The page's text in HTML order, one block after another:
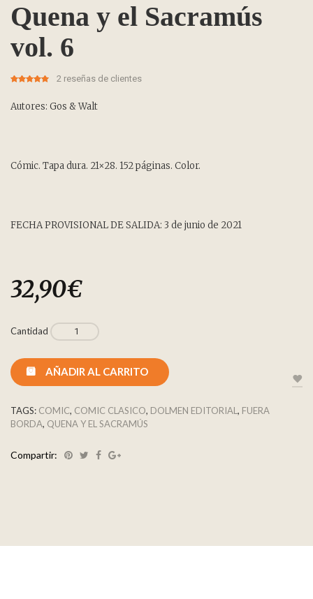
Quena y el Sacramús
vol. 6
customer
ratings
2 reseñas de clientes
Autores: Gos & Walt
Cómic. Tapa dura. 21×28. 152 páginas. Color.
FECHA PROVISIONAL DE SALIDA: 3 de junio de 2021
32,90€
Cantidad
AÑADIR AL CARRITO
TAGS: COMIC, COMIC CLASICO, DOLMEN EDITORIAL , FUERA
BORDA, QUENA Y EL SACRAMÚS
Compartir: